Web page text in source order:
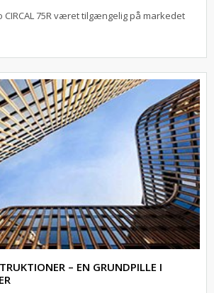
CIRCAL 75R været tilgængelig på markedet
– EN GRUNDPILLE I